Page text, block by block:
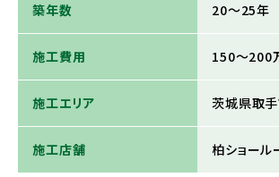
築年数 20～25年
施工費用 150～200
施工エリア 茨城県取
施工店舗 柏ショール